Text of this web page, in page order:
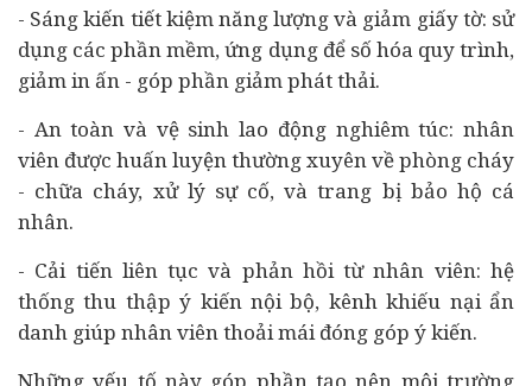
- Sáng kiến tiết kiệm năng lượng và giảm giấy tờ: sử
dụng các phần mềm, ứng dụng để số hóa quy trình,
giảm in ấn - góp phần giảm phát thải.
- An toàn và vệ sinh lao động nghiêm túc: nhân
viên được huấn luyện thường xuyên về phòng cháy
- chữa cháy, xử lý sự cố, và trang bị bảo hộ cá
nhân.
- Cải tiến liên tục và phản hồi từ nhân viên: hệ
thống thu thập ý kiến nội bộ, kênh khiếu nại ẩn
danh giúp nhân viên thoải mái đóng góp ý kiến.